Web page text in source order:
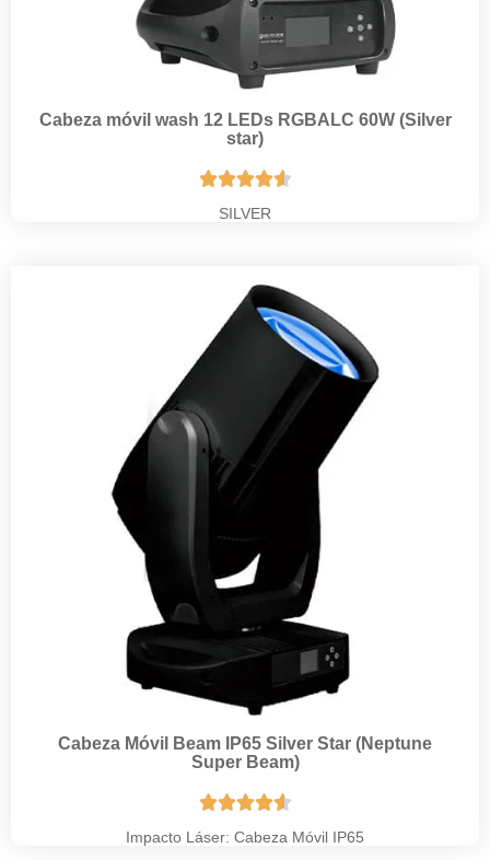
Cabeza móvil wash 12 LEDs RGBALC 60W (Silver
star)

SILVER
Cabeza Móvil Beam IP65 Silver Star (Neptune
Super Beam)

Impacto Láser: Cabeza Móvil IP65